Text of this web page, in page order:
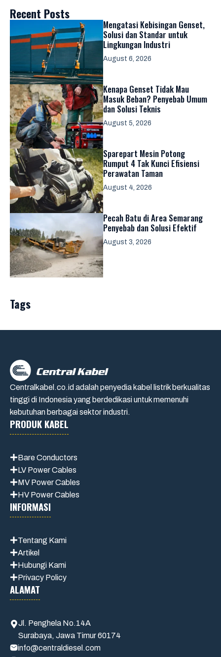
Recent Posts
Mengatasi Kebisingan Genset,
Solusi dan Standar untuk
Lingkungan Industri
August 6, 2026
Kenapa Genset Tidak Mau
Masuk Beban? Penyebab Umum
dan Solusi Teknis
August 5, 2026
Sparepart Mesin Potong
Rumput 4 Tak Kunci Efisiensi
Perawatan Taman
August 4, 2026
Pecah Batu di Area Semarang
Penyebab dan Solusi Efektif
August 3, 2026
Tags
Centralkabel.co.id adalah penyedia kabel listrik berkualitas
tinggi di Indonesia yang berdedikasi untuk memenuhi
kebutuhan berbagai sektor industri.
PRODUK KABEL
Bare Conductors
LV Power Cables
MV Power Cables
HV Power Cables
INFORMASI
Tentang Kami
Artikel
Hubungi Kami
Privacy Policy
ALAMAT
Jl. Penghela No.14A
Surabaya, Jawa Timur 60174
info@centraldiesel.com